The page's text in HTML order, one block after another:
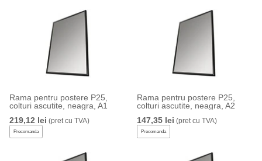
Rama pentru postere P25,
colturi ascutite, neagra, A1
219,12 lei (pret cu TVA)
Precomanda
Rama pentru postere P25,
colturi ascutite, neagra, A2
147,35 lei (pret cu TVA)
Precomanda